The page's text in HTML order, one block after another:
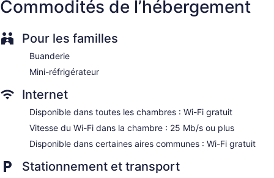
Commodités de l’hébergement
Pour les familles
Buanderie
Mini-réfrigérateur
Internet
Disponible dans toutes les chambres : Wi-Fi gratuit
Vitesse du Wi-Fi dans la chambre : 25 Mb/s ou plus
Disponible dans certaines aires communes : Wi-Fi gratuit
Stationnement et transport